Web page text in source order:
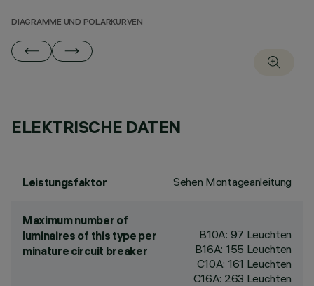
DIAGRAMME UND POLARKURVEN
ELEKTRISCHE DATEN
Leistungsfaktor Sehen Montageanleitung
Maximum number of
luminaires of this type per
minature circuit breaker
B10A: 97 Leuchten
B16A: 155 Leuchten
C10A: 161 Leuchten
C16A: 263 Leuchten